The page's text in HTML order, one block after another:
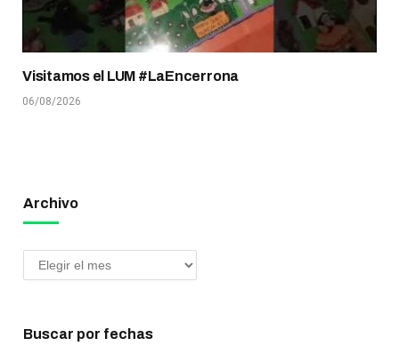
Visitamos el LUM #LaEncerrona
06/08/2026
Archivo
Buscar por fechas